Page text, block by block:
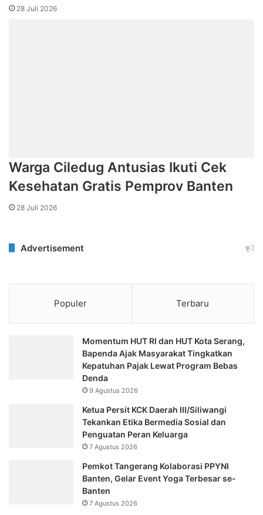
28 Juli 2026
Warga Ciledug Antusias Ikuti Cek
Kesehatan Gratis Pemprov Banten
28 Juli 2026
Advertisement
Populer Terbaru
Momentum HUT RI dan HUT Kota Serang,
Bapenda Ajak Masyarakat Tingkatkan
Kepatuhan Pajak Lewat Program Bebas
Denda
9 Agustus 2026
Ketua Persit KCK Daerah III/Siliwangi
Tekankan Etika Bermedia Sosial dan
Penguatan Peran Keluarga
7 Agustus 2026
Pemkot Tangerang Kolaborasi PPYNI
Banten, Gelar Event Yoga Terbesar se-
Banten
7 Agustus 2026